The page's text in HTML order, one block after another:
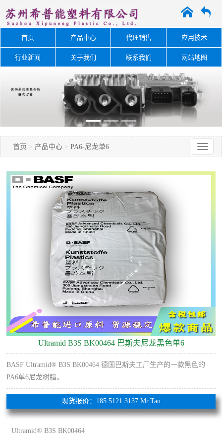
A O
首页 产品中心 代理销售 应用技术
行业新闻 关于我们 联系我们 网站地图
首页 > 产品中心 > PA6-尼龙单6
Ultramid B3S BK00464 巴斯夫尼龙黑色单6
BASF Ultramid® B3S BK00464 德国巴斯夫工厂生产的一款黑色的
PA6单6尼龙树脂。
现货报价：185 5121 3137 Mr.Tan
Ultramid® B3S BK00464